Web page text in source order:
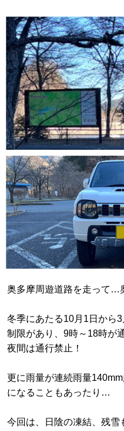
奥多摩周遊道路を走って…
冬季にあたる10月1日から
制限があり、9時～18時が
夜間は通行禁止！
更に雨量が連続雨量
になることもあったり…
今回は、日陰の凍結、残雪